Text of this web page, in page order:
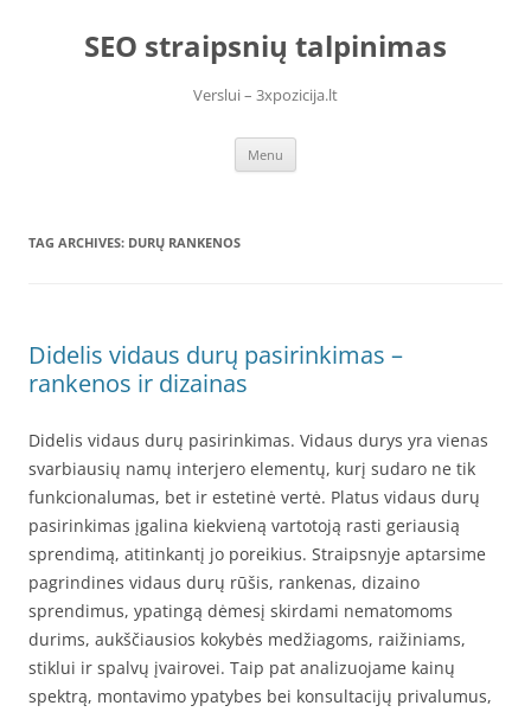
contentSEO straipsnių talpinimas
Verslui – 3xpozicija.lt
Menu
TAG ARCHIVES: DURŲ RANKENOS
Didelis vidaus durų pasirinkimas –
rankenos ir dizainas
Didelis vidaus durų pasirinkimas. Vidaus durys yra vienas
svarbiausių namų interjero elementų, kurį sudaro ne tik
funkcionalumas, bet ir estetinė vertė. Platus vidaus durų
pasirinkimas įgalina kiekvieną vartotoją rasti geriausią
sprendimą, atitinkantį jo poreikius. Straipsnyje aptarsime
pagrindines vidaus durų rūšis, rankenas, dizaino
sprendimus, ypatingą dėmesį skirdami nematomoms
durims, aukščiausios kokybės medžiagoms, raižiniams,
stiklui ir spalvų įvairovei. Taip pat analizuojame kainų
spektrą, montavimo ypatybes bei konsultacijų privalumus,